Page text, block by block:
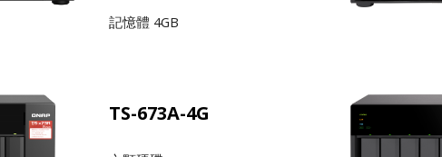
記憶體 4GB
TS-673A-4G